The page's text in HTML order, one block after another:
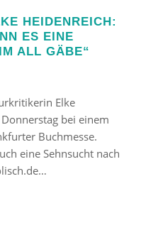
HEIDENREICH:
ES EINE
ALL GÄBE“
Elke
bei einem
Buchmesse.
eine Sehnsucht nach